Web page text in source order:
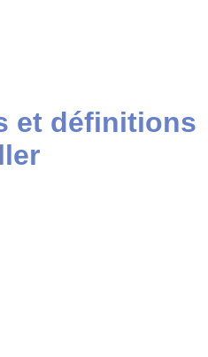
et définitions